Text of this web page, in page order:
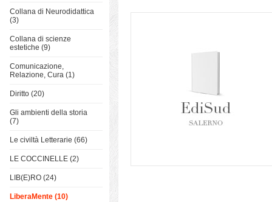
Collana di Neurodidattica
(3)
Collana di scienze
estetiche (9)
Comunicazione,
Relazione, Cura (1)
Diritto (20)
Gli ambienti della storia
(7)
Le civiltà Letterarie (66)
LE COCCINELLE (2)
LIB(E)RO (24)
LiberaMente (10)